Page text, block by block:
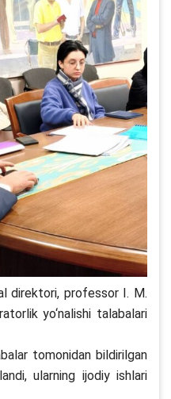
direktori, professor I. M.
yo‘nalishi talabalari
tomonidan bildirilgan
ularning ijodiy ishlari